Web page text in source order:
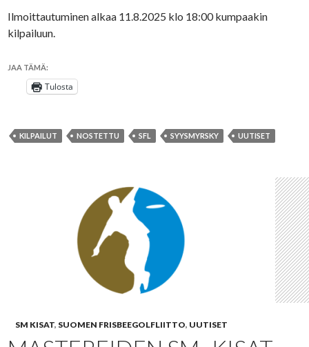
Ilmoittautuminen alkaa 11.8.2025 klo 18:00 kumpaakin
kilpailuun.
JAA TÄMÄ:
Tulosta
KILPAILUT NOSTETTU SFL SYYSMYRSKY UUTISET
SM KISAT, SUOMEN FRISBEEGOLFLIITTO, UUTISET